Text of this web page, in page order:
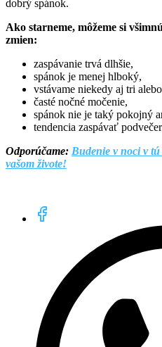
dobrý spánok.
Ako starneme, môžeme si
zmien:
zaspávanie trvá dlhšie,
spánok je menej hlboký,
vstávame niekedy aj tri
časté nočné močenie,
spánok nie je taký pokojný
tendencia zaspávať
Odporúčame: Budenie v noci v
vašom živote!